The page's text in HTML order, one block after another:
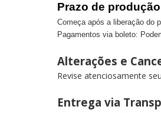
Prazo de produção
Começa após a liberação do
Pagamentos via boleto:
Alterações e
Revise atenciosamente
Entrega via